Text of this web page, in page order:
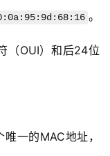
。
（OUI）和后24位
一的MAC地址，